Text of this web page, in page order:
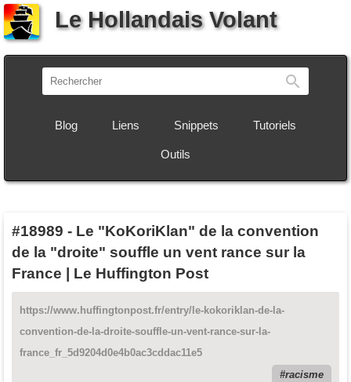
Le Hollandais Volant
Blog Liens Snippets Tutoriels
Outils
#18989 - Le "KoKoriKlan" de la convention
de la "droite" souffle un vent rance sur la
France | Le Huffington Post
https://www.huffingtonpost.fr/entry/le-kokoriklan-de-la-
convention-de-la-droite-souffle-un-vent-rance-sur-la-
france_fr_5d9204d0e4b0ac3cddac11e5
racisme